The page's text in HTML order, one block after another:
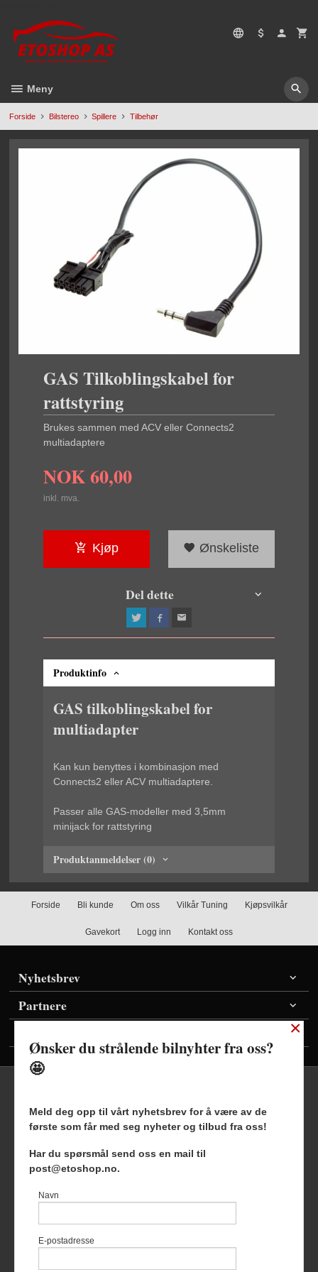
til
innholdet
Meny
Forside Bilstereo Spillere Tilbehør
GAS Tilkoblingskabel for
rattstyring
Brukes sammen med ACV eller Connects2
multiadaptere
NOK60,00
inkl. mva.
Kjøp Ønskeliste
Del dette
Produktinfo
GAS tilkoblingskabel for
multiadapter
Kan kun benyttes i kombinasjon med
Connects2 eller ACV multiadaptere.
Passer alle GAS-modeller med 3,5mm
minijack for rattstyring
Produktanmeldelser (0)
Forside Bli kunde Om oss Vilkår Tuning Kjøpsvilkår
Gavekort Logg inn Kontakt oss
Nyhetsbrev
Partnere
Frakt Kjøpsbetingelser Sikkerhet og personvern
Nyhetsbrev Blogg
Foretaksregisteret 927127954
du får en bedre kjøpsopplevelse og
×
Ønsker du strålende bilnyhter fra oss?
🤩
Meld deg opp til vårt nyhetsbrev for å være av de
første som får med seg nyheter og tilbud fra oss!
Har du spørsmål send oss en mail til
post@etoshop.no.
Navn
E-postadresse